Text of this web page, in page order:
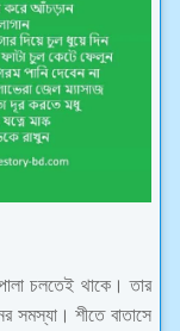
চলতেই থাকে। তার
সমস্যা। শীতে বাতাসে